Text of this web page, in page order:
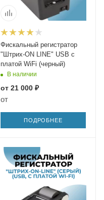
Фискальный регистратор
"Штрих-ON LINE" USB с
платой WiFi (черный)
В наличии
от 21 000 ₽
от
ПОДРОБНЕЕ